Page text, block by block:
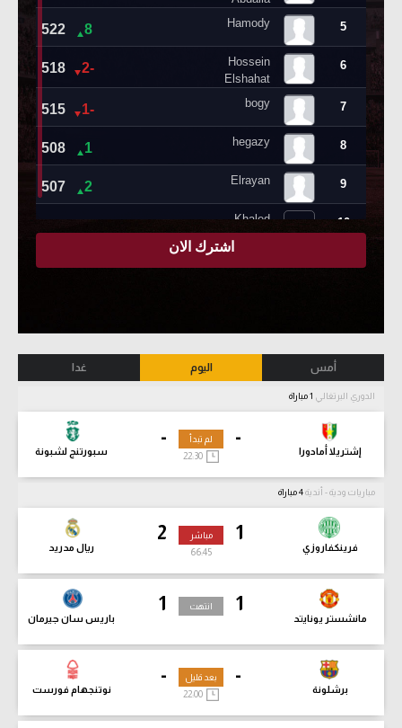
أمس اليوم غدا
الدوري البرتغالي
-
إشتريلا أمادورا
-
سبورتنج لشبونة
لم تبدأ
مباريات ودية - أندية
1
فرينكفاروزي
2
ريال مدريد
مباشر
66:47
1
مانشستر يونايتد
1
باريس سان جيرمان
انتهت
-
برشلونة
-
نوتنجهام فورست
بعد قليل